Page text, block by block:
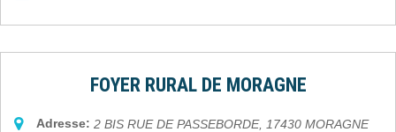
FOYER RURAL DE MORAGNE
Adresse: 2 BIS RUE DE PASSEBORDE, 17430 MORAGNE